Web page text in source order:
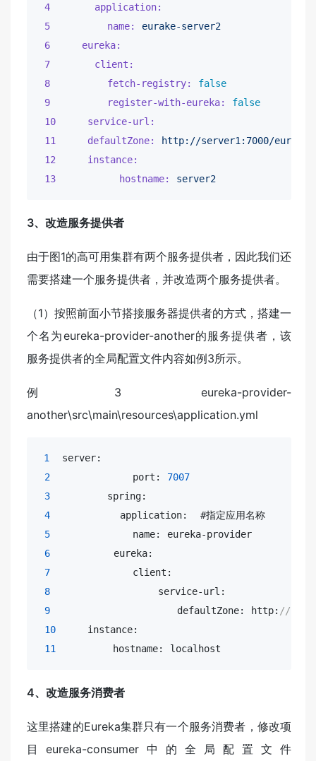
4       application:
5         name:
eurake-server2
6     eureka:
7       client:
8         fetch-registry:
false
9         register-with-eureka:
false
10     service-url:
11     defaultZone:
http://server1:7000/eureka/
12     instance:
13          hostname:
server2
3、改造服务提供者
由于图1的高可用集群有两个服务提供者，因此我们还
需要搭建一个服务提供者，并改造两个服务提供者。
（1）按照前面小节搭接服务器提供者的方式，搭建一
个名为eureka-provider-another的服务提供者，该
服务提供者的全局配置文件内容如例3所示。
例3 eureka-provider-
another\src\main\resources\application.yml
1
  server:
2
             port:
7007
3
         spring:
4
           application:  #指定应用名称
5
             name: eureka-provider
6
          eureka:
7
             client:
8
                 service-url:
9
                    defaultZone: http:
//
10
     instance:
11
         hostname: localhost
4、改造服务消费者
这里搭建的Eureka集群只有一个服务消费者，修改项
目eureka-consumer中的全局配置文件